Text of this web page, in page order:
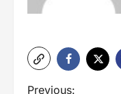
Previous: